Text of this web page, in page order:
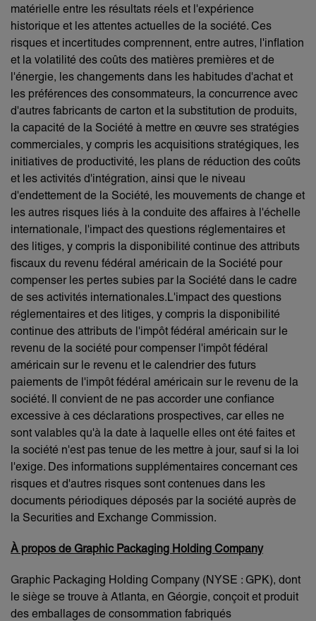
matérielle entre les résultats réels et l'expérience
historique et les attentes actuelles de la société. Ces
risques et incertitudes comprennent, entre autres, l'inflation
et la volatilité des coûts des matières premières et de
l'énergie, les changements dans les habitudes d'achat et
les préférences des consommateurs, la concurrence avec
d'autres fabricants de carton et la substitution de produits,
la capacité de la Société à mettre en œuvre ses stratégies
commerciales, y compris les acquisitions stratégiques, les
initiatives de productivité, les plans de réduction des coûts
et les activités d'intégration, ainsi que le niveau
d'endettement de la Société, les mouvements de change et
les autres risques liés à la conduite des affaires à l'échelle
internationale, l'impact des questions réglementaires et
des litiges, y compris la disponibilité continue des attributs
fiscaux du revenu fédéral américain de la Société pour
compenser les pertes subies par la Société dans le cadre
de ses activités internationales.L'impact des questions
réglementaires et des litiges, y compris la disponibilité
continue des attributs de l'impôt fédéral américain sur le
revenu de la société pour compenser l'impôt fédéral
américain sur le revenu et le calendrier des futurs
paiements de l'impôt fédéral américain sur le revenu de la
société. Il convient de ne pas accorder une confiance
excessive à ces déclarations prospectives, car elles ne
sont valables qu'à la date à laquelle elles ont été faites et
la société n'est pas tenue de les mettre à jour, sauf si la loi
l'exige. Des informations supplémentaires concernant ces
risques et d'autres risques sont contenues dans les
documents périodiques déposés par la société auprès de
la Securities and Exchange Commission.
À propos de Graphic Packaging Holding Company
Graphic Packaging Holding Company (NYSE : GPK), dont
le siège se trouve à Atlanta, en Géorgie, conçoit et produit
des emballages de consommation fabriqués